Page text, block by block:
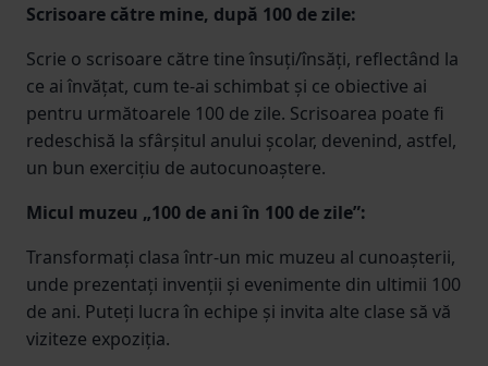
Scrisoare către mine, după 100 de zile:
Scrie o scrisoare către tine însuți/însăți, reflectând la
ce ai învățat, cum te-ai schimbat și ce obiective ai
pentru următoarele 100 de zile. Scrisoarea poate fi
redeschisă la sfârșitul anului școlar, devenind, astfel,
un bun exercițiu de autocunoaștere.
Micul muzeu „100 de ani în 100 de zile”:
Transformați clasa într-un mic muzeu al cunoașterii,
unde prezentați invenții și evenimente din ultimii 100
de ani. Puteți lucra în echipe și invita alte clase să vă
viziteze expoziția.